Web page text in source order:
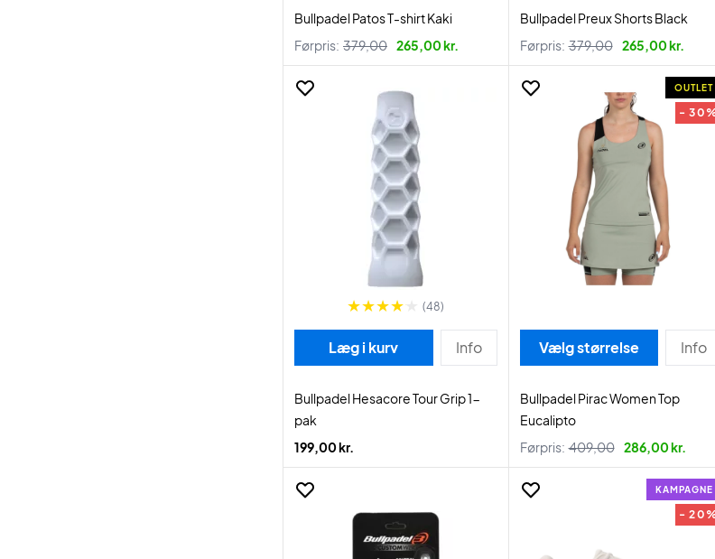
Bullpadel Patos T-shirt Kaki
Førpris: 379,00 265,00 kr.
Bullpadel Preux Shorts Black
Førpris: 379,00 265,00 kr.
(48)
Læg i kurv Info
Bullpadel Hesacore Tour Grip 1-
pak
199,00 kr.
OUTLET
-
Vælg størrelse Info
Bullpadel Pirac Women Top
Eucalipto
Førpris: 409,00 286,00 kr.
KAMPAGNE
-